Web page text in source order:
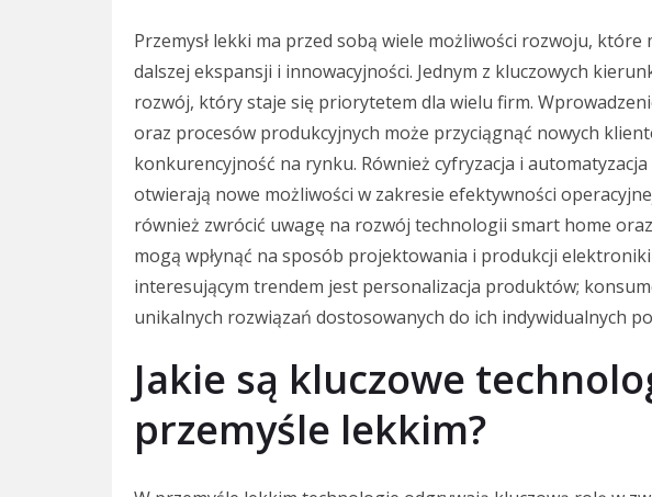
Przemysł lekki ma przed sobą wiele możliwości rozwoju, które
dalszej ekspansji i innowacyjności. Jednym z kluczowych
rozwój, który staje się priorytetem dla wielu firm.
oraz procesów produkcyjnych może przyciągnąć nowych
konkurencyjność na rynku. Również cyfryzacja i
otwierają nowe możliwości w zakresie efektywności
również zwrócić uwagę na rozwój technologii smart home
mogą wpłynąć na sposób projektowania i produkcji
interesującym trendem jest personalizacja produktów;
unikalnych rozwiązań dostosowanych do ich indywidualnych
Jakie są kluczowe
przemyśle lekkim?